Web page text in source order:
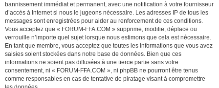
bannissement immédiat et permanent, avec une notification à votre fournisseur
d’accès à Internet si nous le jugeons nécessaire. Les adresses IP de tous les
messages sont enregistrées pour aider au renforcement de ces conditions.
Vous acceptez que « FORUM-FFA.COM » supprime, modifie, déplace ou
verrouille n’importe quel sujet lorsque nous estimons que cela est nécessaire.
En tant que membre, vous acceptez que toutes les informations que vous avez
saisies soient stockées dans notre base de données. Bien que ces
informations ne soient pas diffusées à une tierce partie sans votre
consentement, ni « FORUM-FFA.COM », ni phpBB ne pourront être tenus
comme responsables en cas de tentative de piratage visant à compromettre